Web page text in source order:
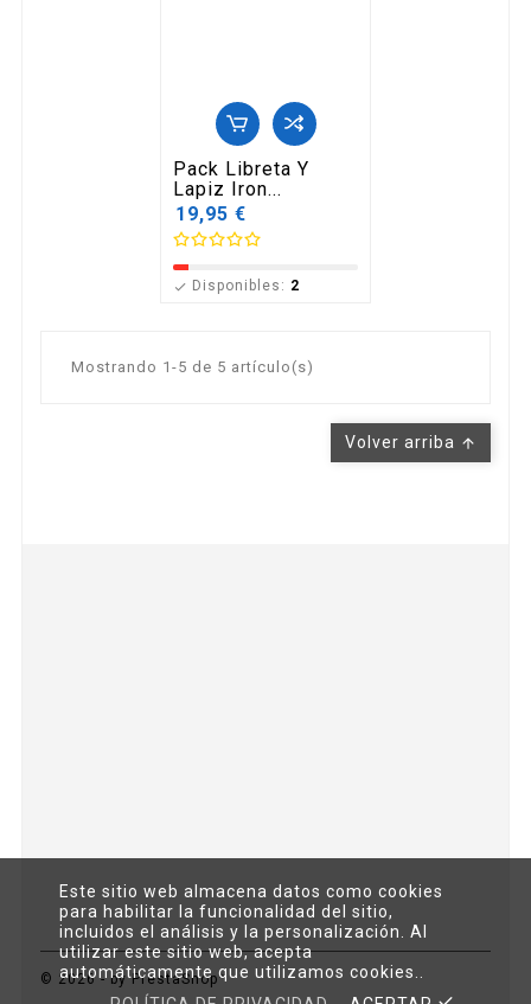
Pack Libreta Y
Lapiz Iron...
19,95 €
 Disponibles: 2
Mostrando 1-5 de 5 artículo(s)
Volver arriba 
© 2026 - by PrestaShop™
Este sitio web almacena datos como cookies
para habilitar la funcionalidad del sitio,
incluidos el análisis y la personalización. Al
utilizar este sitio web, acepta
automáticamente que utilizamos cookies..